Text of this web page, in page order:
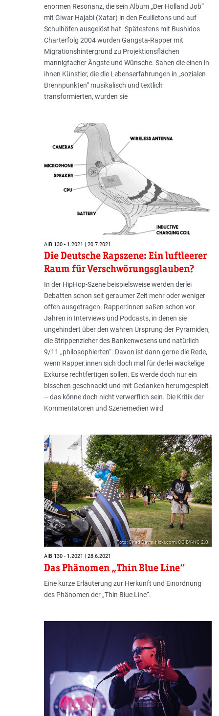
enormen Resonanz, die sein Album „Der Holland Job“
mit Giwar Hajabi (Xatar) in den Feuilletons und auf
Schulhöfen ausgelöst hat. Spätestens mit Bushidos
Charterfolg 2004 wurden Gangsta-Rapper mit
Migrationshintergrund zu Projektionsflächen
mannigfacher Ängste und Wünsche. Sahen die einen in
ihnen Künstler, die die Lebenserfahrungen in „sozialen
Brennpunkten“ musikalisch und textlich
transformierten, wurden sie
AIB 130 - 1.2021 | 20.7.2021
Die Deutsche Rapszene: Ein luftleerer
Raum für Verschwörungsglauben?
In der HipHop-Szene beispielsweise werden derlei
Debatten schon seit geraumer Zeit mehr oder weniger
offen ausgetragen. Rapper:innen saßen schon vor
Jahren in Interviews und Podcasts, in denen sie
ungehindert über den wahren Ursprung der Pyramiden,
die Strippenzieher des Bankenwesens und natürlich
9/11 „philosophierten“. Davon ist dann gerne die Rede,
wenn Rapper:innen sich doch mal für derlei wackelige
Exkurse rechtfertigen sollen. Es werde doch nur ein
bisschen geschnackt und mit Gedanken herumgespielt
– das könne doch nicht verwerflich sein. Die Kritik der
Kommentatoren und Szenemedien wird
Foto: Chad Davis; flickr.com; CC BY-NC 2.0
AIB 130 - 1.2021 | 28.6.2021
Das Phänomen „Thin Blue Line“
Eine kurze Erläuterung zur Herkunft und Einordnung
des Phänomen der „Thin Blue Line“.